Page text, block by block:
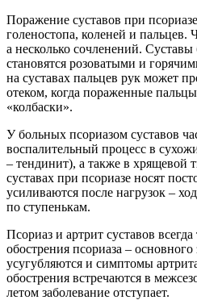
Поражение суставов при
голеностопа, коленей и пальцев.
а несколько сочленений.
становятся розоватыми и
на суставах пальцев рук может
отеком, когда пораженные
«колбаски».
У больных псориазом суставов
воспалительный процесс в
– тендинит), а также в хрящевой
суставах при псориазе носят
усиливаются после нагрузок –
по ступенькам.
Псориаз и артрит суставов
обострения псориаза – основного
усугубляются и симптомы
обострения встречаются в
летом заболевание отступает.